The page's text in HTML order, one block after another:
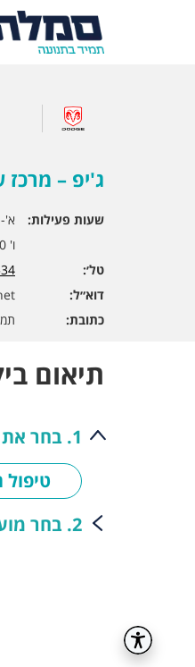
ג'יפ – מרכז
שעות פעילות:
א'- ה'
ו' 07:30-12:00
טל׳:
דוא״ל:
כתובת:
תמוז 22,
תיאום
1. בחר את סיבת הביקור
2. בחר מועד שנוח לך